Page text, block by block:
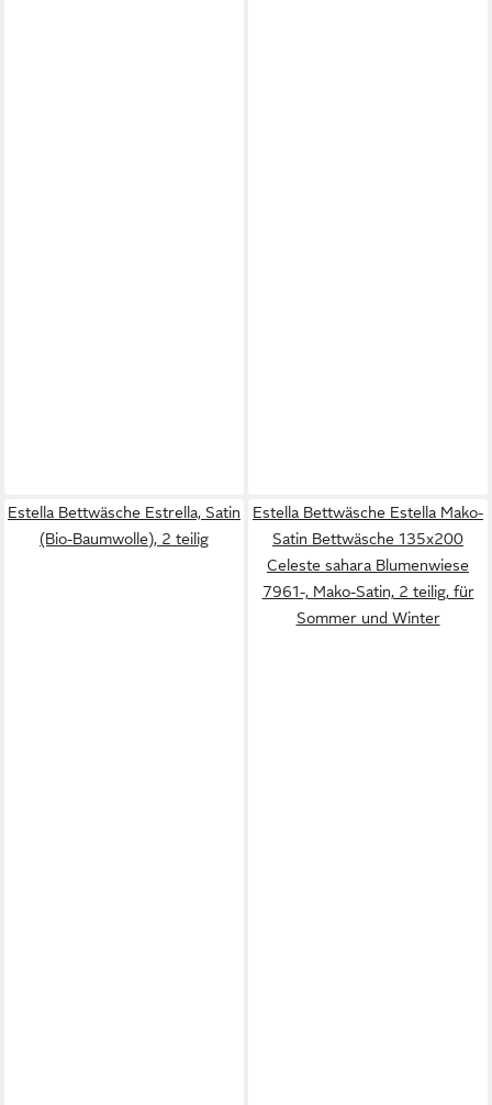
Estella Bettwäsche Estrella, Satin
(Bio-Baumwolle), 2 teilig
Estella Bettwäsche Estella Mako-
Satin Bettwäsche 135x200
Celeste sahara Blumenwiese
7961-, Mako-Satin, 2 teilig, für
Sommer und Winter